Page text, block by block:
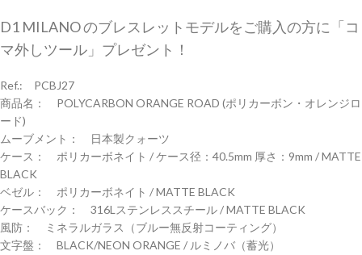
D1 MILANO のブレスレットモデルをご購入の方に「コ
マ外しツール」プレゼント！
Ref.: PCBJ27
商品名： POLYCARBON ORANGE ROAD (ポリカーボン・オレンジロ
ード)
ムーブメント： 日本製クォーツ
ケース： ポリカーボネイト / ケース径：40.5mm 厚さ：9mm / MATTE
BLACK
ベゼル： ポリカーボネイト / MATTE BLACK
ケースバック： 316Lステンレススチール / MATTE BLACK
風防： ミネラルガラス（ブルー無反射コーティング）
文字盤： BLACK/NEON ORANGE / ルミノバ（蓄光）